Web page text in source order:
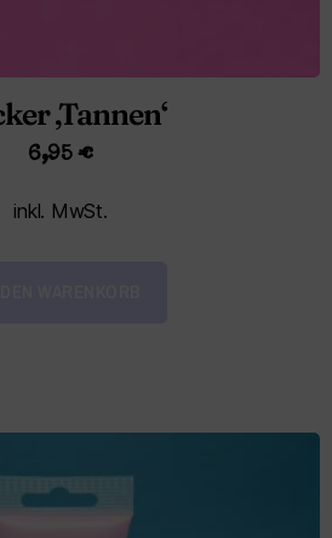
‚Tannen‘
6,95€
inkl. MwSt.